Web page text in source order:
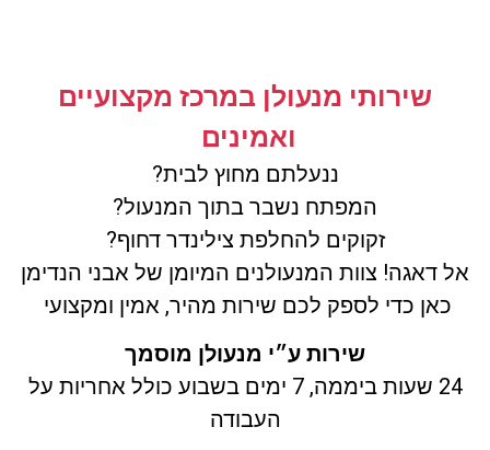
שירותי מנעולן במרכז מקצועיים
ואמינים
ננעלתם מחוץ לבית?
המפתח נשבר בתוך המנעול?
זקוקים להחלפת צילינדר דחוף?
אל דאגה! צוות המנעולנים המיומן של אבני הנדימן
כאן כדי לספק לכם שירות מהיר, אמין ומקצועי
שירות ע״י מנעולן מוסמך
24 שעות ביממה, 7 ימים בשבוע
כולל אחריות על
העבודה